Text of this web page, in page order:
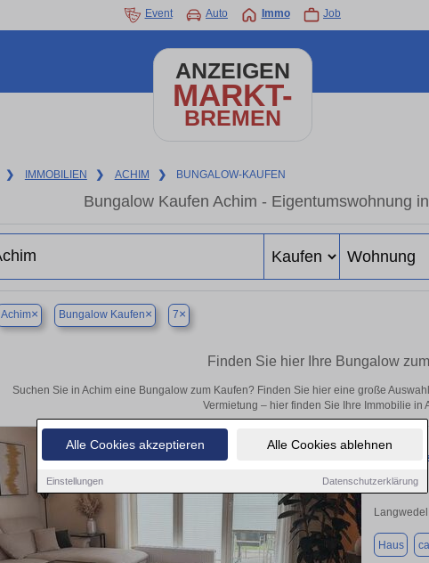
Alle Cookies akzeptieren Alle Cookies ablehnen
Einstellungen Datenschutzerklärung
Event Auto Immo Job
ANZEIGEN
MARKT-
BREMEN
❯ IMMOBILIEN ❯ ACHIM ❯ BUNGALOW-KAUFEN
Bungalow Kaufen Achim - Eigentumswohnung
Achim× Bungalow Kaufen× 7×
Finden Sie hier Ihre Bungalow
Suchen Sie in Achim eine Bungalow zum Kaufen? Finden Sie hier eine große
Vermietung – hier finden Sie Ihre Immobilie in
Haus